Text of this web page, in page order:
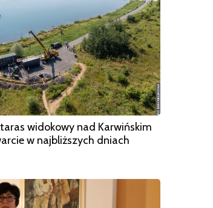
widokowy nad Karwińskim
w najbliższych dniach